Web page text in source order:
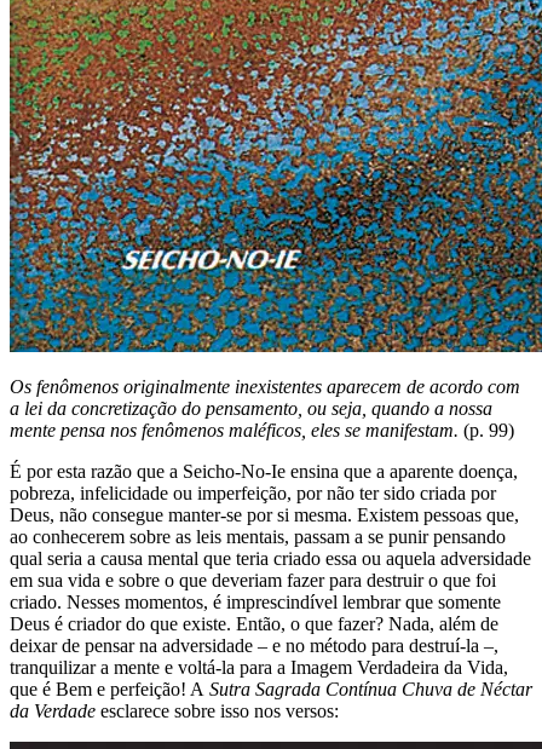
Os fenômenos originalmente inexistentes aparecem de acordo com
a lei da concretização do pensamento, ou seja, quando a nossa
mente pensa nos fenômenos maléficos, eles se manifestam. (p. 99)
É por esta razão que a Seicho-No-Ie ensina que a aparente doença,
pobreza, infelicidade ou imperfeição, por não ter sido criada por
Deus, não consegue manter-se por si mesma. Existem pessoas que,
ao conhecerem sobre as leis mentais, passam a se punir pensando
qual seria a causa mental que teria criado essa ou aquela adversidade
em sua vida e sobre o que deveriam fazer para destruir o que foi
criado. Nesses momentos, é imprescindível lembrar que somente
Deus é criador do que existe. Então, o que fazer? Nada, além de
deixar de pensar na adversidade – e no método para destruí-la –,
tranquilizar a mente e voltá-la para a Imagem Verdadeira da Vida,
que é Bem e perfeição! A Sutra Sagrada Contínua Chuva de Néctar
da Verdade esclarece sobre isso nos versos: